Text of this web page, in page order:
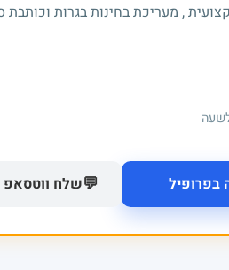
, מעריכת בחינות בגרות וכותבת
בפרופיל 💬שלח ווטסאפ